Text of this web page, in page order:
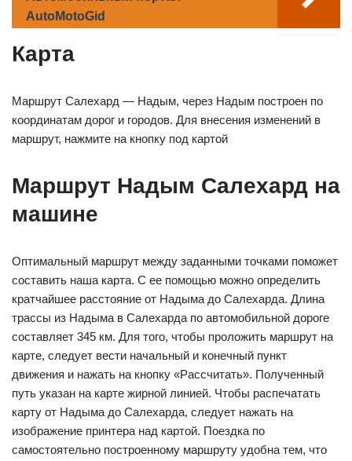
AutoMotoGid
Карта
Маршрут Салехард — Надым, через Надым построен по
координатам дорог и городов. Для внесения изменений в
маршрут, нажмите на кнопку под картой
Маршрут Надым Салехард на
машине
Оптимальный маршрут между заданными точками поможет
составить наша карта. С ее помощью можно определить
кратчайшее расстояние от Надыма до Салехарда. Длина
трассы из Надыма в Салехарда по автомобильной дороге
составляет 345 км. Для того, чтобы проложить маршрут на
карте, следует вести начальный и конечный пункт
движения и нажать на кнопку «Рассчитать». Полученный
путь указан на карте жирной линией. Чтобы распечатать
карту от Надыма до Салехарда, следует нажать на
изображение принтера над картой. Поездка по
самостоятельно построенному маршруту удобна тем, что